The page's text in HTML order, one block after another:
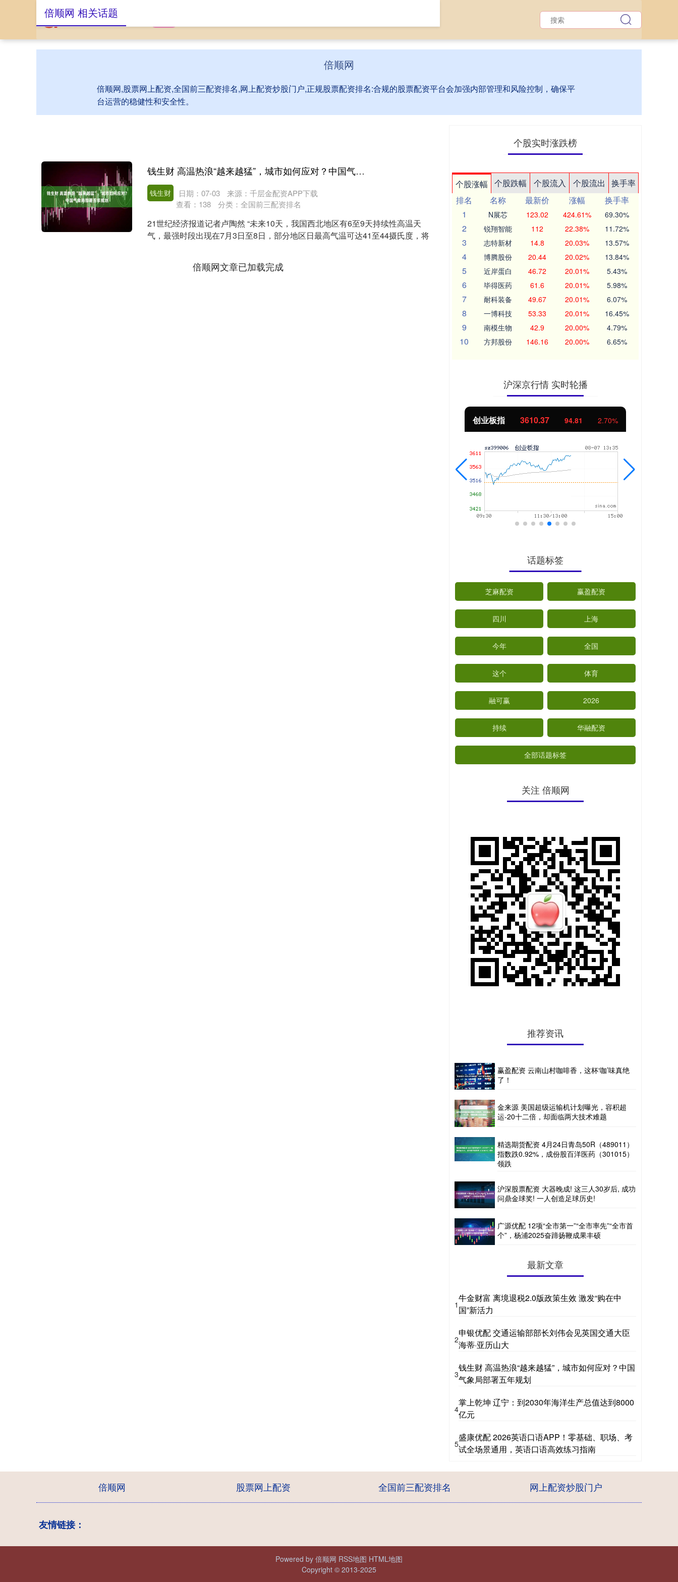
倍顺网
倍顺网,股票网上配资,全国前三配资排名,网上配资炒股门户,正规股票配资排名:合规的股票配资平台会加强内部管理和风险控制，确保平
台运营的稳健性和安全性。
倍顺网 相关话题
钱生财 高温热浪“越来越猛”，城市如何应对？中国气象局部署五年规划
钱生财 日期：07-03
来源：千层金配资APP下载
查看： 138 分类： 全国前三配资排名
21世纪经济报道记者卢陶然 “未来10天，我国西北地区有6至9天持续性高温天
气，最强时段出现在7月3日至8日，部分地区日最高气温可达41至44摄氏度，将
倍顺网文章已加载完成
个股实时涨跌榜
个股涨幅 个股跌幅 个股流入 个股流出
换手率
排名
名称 最新价 涨幅
换手率
1
N展芯 123.02 424.61% 69.30%
2 锐翔智能 112 22.38% 11.72%
3 志特新材 14.8 20.03% 13.57%
4 博腾股份 20.44 20.02% 13.84%
5 近岸蛋白 46.72 20.01% 5.43%
6 毕得医药 61.6 20.01% 5.98%
7 耐科装备 49.67 20.01% 6.07%
8 一博科技 53.33 20.01% 16.45%
9 南模生物 42.9 20.00% 4.79%
10 方邦股份 146.16 20.00% 6.65%
沪深京行情 实时轮播
创业板指 3610.37 94.81 2.70%
话题标签
芝麻配资 赢盈配资
四川 上海
今年 全国
这个 体育
融可赢 2026
持续 华融配资
全部话题标签
关注 倍顺网
推荐资讯
赢盈配资 云南山村咖啡香，这杯‘咖’味真绝
了！
金来源 美国超级运输机计划曝光，容积超
运-20十二倍，却面临两大技术难题
精选期货配资 4月24日青岛50R（489011）
指数跌0.92%，成份股百洋医药（301015）
领跌
沪深股票配资 大器晚成! 这三人30岁后, 成功
问鼎金球奖! 一人创造足球历史!
广源优配 12项“全市第一”“全市率先”“全市首
个”，杨浦2025奋蹄扬鞭成果丰硕
最新文章
1
牛金财富 离境退税2.0版政策生效 激发“购在中
国”新活力
2
申银优配 交通运输部部长刘伟会见英国交通大臣
海蒂·亚历山大
3
钱生财 高温热浪“越来越猛”，城市如何应对？中国
气象局部署五年规划
4
掌上乾坤 辽宁：到2030年海洋生产总值达到8000
亿元
5
盛康优配 2026英语口语APP！零基础、职场、考
试全场景通用，英语口语高效练习指南
倍顺网 股票网上配资 全国前三配资排名 网上配资炒股门户
友情链接：
Powered by 倍顺网 RSS地图 HTML地图
Copyright © 2013-2025